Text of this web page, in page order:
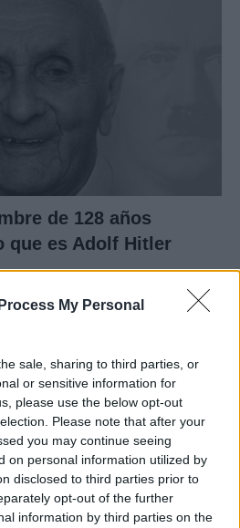
My Personal
sale, sharing to third parties, or
or sensitive information for
please use the below opt-out
Please note that after your
you may continue seeing
on personal information utilized by
disclosed to third parties prior to
opt-out of the further
information by third parties on the
de 128 años
que es Adolf Hitler
que vive en…